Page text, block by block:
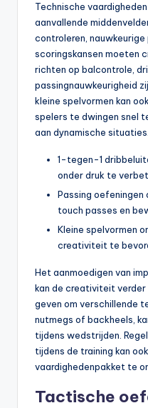
Technische
aanvallende
controleren,
scoringskansen moeten
richten op balcontrole,
passingnauwkeurigheid
kleine spelvormen kan
spelers te dwingen snel
aan dynamische situaties.
1-tegen-1
onder druk te
Passing oefeningen
touch passes en
Kleine spelvormen
creativiteit te
Het aanmoedigen van
kan de creativiteit
geven om verschillende
nutmegs of backheels,
tijdens wedstrijden.
tijdens de training kan
vaardighedenpakket te
Tactische